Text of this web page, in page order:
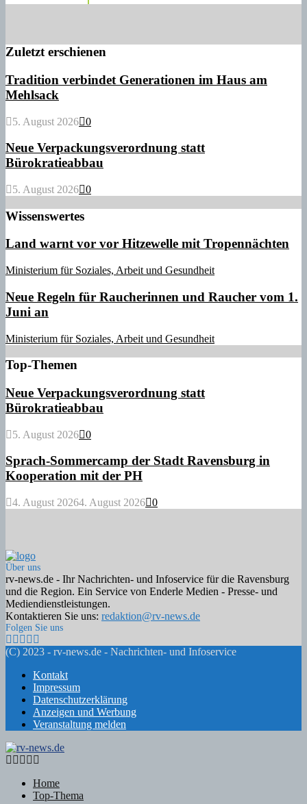
Zuletzt erschienen
Tradition verbindet Generationen im Haus am
Mehlsack
5. August 2026 0
Neue Verpackungsverordnung statt
Bürokratieabbau
5. August 2026 0
Wissenswertes
Land warnt vor vor Hitzewelle mit Tropennächten
Ministerium für Soziales, Arbeit und Gesundheit
Neue Regeln für Raucherinnen und Raucher vom 1.
Juni an
Ministerium für Soziales, Arbeit und Gesundheit
Top-Themen
Neue Verpackungsverordnung statt
Bürokratieabbau
5. August 2026 0
Sprach-Sommercamp der Stadt Ravensburg in
Kooperation mit der PH
4. August 20264. August 2026 0
Über uns
rv-news.de - Ihr Nachrichten- und Infoservice für die Ravensburg
und die Region. Ein Service von Enderle Medien - Presse- und
Mediendienstleistungen.
Kontaktieren Sie uns: redaktion@rv-news.de
Folgen Sie uns
Facebook
Twitter
Instagram
Email
(C) 2023 - rv-news.de - Nachrichten- und Infoservice
Kontakt
Impressum
Datenschutzerklärung
Anzeigen und Werbung
Veranstaltung melden
Facebook
Twitter
Instagram
Email
Home
Top-Thema